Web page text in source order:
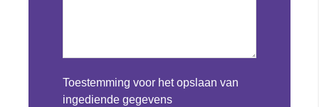
Toestemming voor het opslaan van
ingediende gegevens